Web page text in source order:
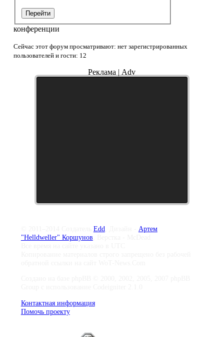
Перейти
конференции
Сейчас этот форум просматривают: нет зарегистрированных
пользователей и гости: 12
Реклама | Adv
Edd
Артем
"Helldweller" Коршунов
Контактная информация
Помочь проекту